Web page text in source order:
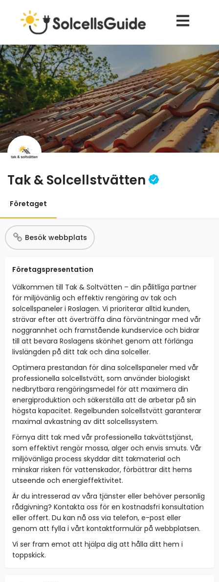
Tak & Solcellstvätten
Företaget
Besök webbplats
Företagspresentation
Välkommen till Tak & Soltvätten – din pålitliga partner
för miljövänlig och effektiv rengöring av tak och
solcellspaneler i Roslagen. Vi prioriterar alltid kunden,
strävar efter att överträffa dina förväntningar med vår
noggrannhet och framstående kundservice och bidrar
till att bevara Roslagens skönhet genom att förlänga
livslängden på ditt tak och dina solceller.
Optimera prestandan för dina solcellspaneler med vår
professionella solcellstvätt, som använder biologiskt
nedbrytbara rengöringsmedel för att maximera din
energiproduktion och säkerställa att de arbetar på sin
högsta kapacitet. Regelbunden solcellstvätt garanterar
maximal avkastning av ditt solcellssystem.
Förnya ditt tak med vår professionella takvättstjänst,
som effektivt rengör mossa, alger och envis smuts. Vår
miljövänliga process skyddar ditt takmaterial och
minskar risken för vattenskador, förbättrar ditt hems
utseende och energieffektivitet.
Är du intresserad av våra tjänster eller behöver personlig
rådgivning? Kontakta oss för en kostnadsfri konsultation
eller offert. Du kan nå oss via telefon, e-post eller
genom att fylla i vårt kontaktformulär på webbplatsen.
Vi ser fram emot att hjälpa dig att hålla ditt hem i
toppskick.